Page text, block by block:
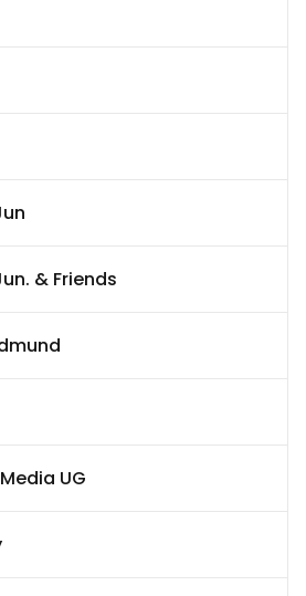
& Friends
UG